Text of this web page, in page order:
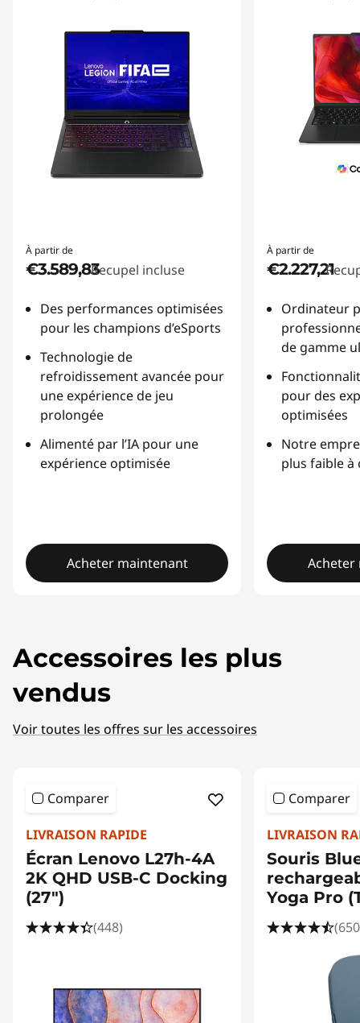
À partir de
€3.589,83Recupel incluse
Des performances optimisées
pour les champions d’eSports
Technologie de
refroidissement avancée pour
une expérience de jeu
prolongée
Alimenté par l’IA pour une
expérience optimisée
Acheter maintenant
À partir de
€2.227,21
Ordinateur
de gamme
pour des
optimisées
Notre
plus faible à
Acheter
Accessoires les plus
vendus
Voir toutes les offres sur les accessoires
Comparer
LIVRAISON RAPIDE
Écran Lenovo L27h-4A
2K QHD USB-C Docking
(27")
(448)
Comparer
LIVRAISON
Souris
Yoga Pro